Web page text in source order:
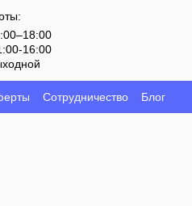
16:00
Сотрудничество Блог